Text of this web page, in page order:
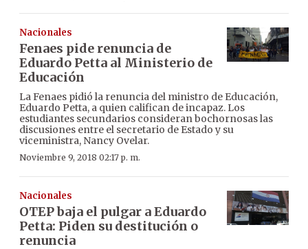
Nacionales
Fenaes pide renuncia de
Eduardo Petta al Ministerio de
Educación
La Fenaes pidió la renuncia del ministro de Educación,
Eduardo Petta, a quien califican de incapaz. Los
estudiantes secundarios consideran bochornosas las
discusiones entre el secretario de Estado y su
viceministra, Nancy Ovelar.
Noviembre 9, 2018 02:17 p. m.
Nacionales
OTEP baja el pulgar a Eduardo
Petta: Piden su destitución o
renuncia